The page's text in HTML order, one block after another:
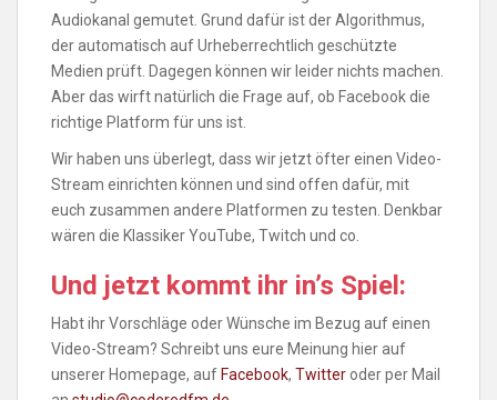
Audiokanal gemutet. Grund dafür ist der Algorithmus,
der automatisch auf Urheberrechtlich geschützte
Medien prüft. Dagegen können wir leider nichts machen.
Aber das wirft natürlich die Frage auf, ob Facebook die
richtige Platform für uns ist.
Wir haben uns überlegt, dass wir jetzt öfter einen Video-
Stream einrichten können und sind offen dafür, mit
euch zusammen andere Platformen zu testen. Denkbar
wären die Klassiker YouTube, Twitch und co.
Und jetzt kommt ihr in’s Spiel:
Habt ihr Vorschläge oder Wünsche im Bezug auf einen
Video-Stream? Schreibt uns eure Meinung hier auf
unserer Homepage, aufFacebook, Twitter oder per Mail